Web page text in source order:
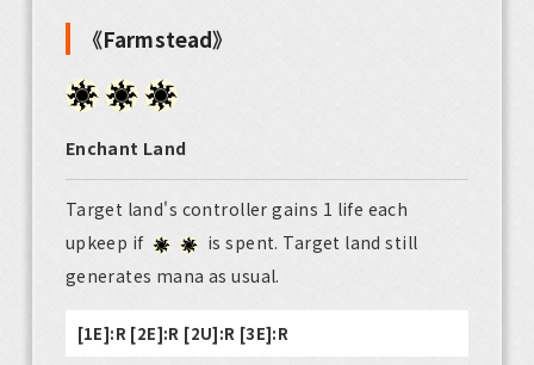
《Farmstead》
Enchant Land
Target land's controller gains 1 life each
upkeep if
is spent. Target land still
generates mana as usual.
[1E]:R [2E]:R [2U]:R [3E]:R